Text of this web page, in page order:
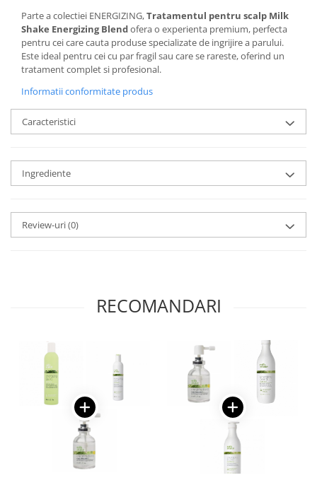
Parte a colectiei ENERGIZING,Tratamentul pentru scalp Milk
Shake Energizing Blendofera o experienta premium, perfecta
pentru cei care cauta produse specializate de ingrijire a parului.
Este ideal pentru cei cu par fragil sau care se rareste, oferind un
tratament complet si profesional.
Informatii conformitate produs
Caracteristici
Ingrediente
Review-uri(0)
RECOMANDARI